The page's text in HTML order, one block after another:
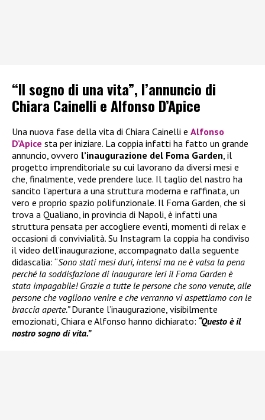
“Il sogno di una vita”, l’annuncio di
Chiara Cainelli e Alfonso D’Apice
Una nuova fase della vita di Chiara Cainelli e Alfonso
D’Apice sta per iniziare. La coppia infatti ha fatto un grande
annuncio, ovvero l’inaugurazione del Foma Garden, il
progetto imprenditoriale su cui lavorano da diversi mesi e
che, finalmente, vede prendere luce. Il taglio del nastro ha
sancito l’apertura a una struttura moderna e raffinata, un
vero e proprio spazio polifunzionale. Il Foma Garden, che si
trova a Qualiano, in provincia di Napoli, è infatti una
struttura pensata per accogliere eventi, momenti di relax e
occasioni di convivialità. Su Instagram la coppia ha condiviso
il video dell’inaugurazione, accompagnato dalla seguente
didascalia: “Sono stati mesi duri, intensi ma ne è valsa la pena
perché la soddisfazione di inaugurare ieri il Foma Garden è
stata impagabile! Grazie a tutte le persone che sono venute, alle
persone che vogliono venire e che verranno vi aspettiamo con le
braccia aperte.”Durante l’inaugurazione, visibilmente
emozionati, Chiara e Alfonso hanno dichiarato: “Questo è il
nostro sogno di vita.”